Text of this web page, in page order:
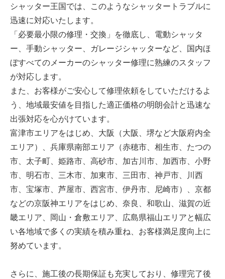
シャッター王国では、このようなシャッタートラブルに
迅速に対応いたします。
「必要最小限の修理・交換」を徹底し、電動シャッタ
ー、手動シャッター、ガレージシャッターなど、国内ほ
ぼすべてのメーカーのシャッター修理に熟練のスタッフ
が対応します。
また、お客様がご安心して修理依頼をしていただけるよ
う、地域最安値を目指した適正価格の明朗会計と迅速な
出張対応を心がけています。
富津市エリアをはじめ、大阪（大阪、堺など大阪府内全
エリア）、兵庫県南部エリア（赤穂市、相生市、たつの
市、太子町、姫路市、高砂市、加古川市、加西市、小野
市、明石市、三木市、加東市、三田市、神戸市、川西
市、宝塚市、芦屋市、西宮市、伊丹市、尼崎市）、京都
などの京阪神エリアをはじめ、奈良、和歌山、滋賀の近
畿エリア、岡山・倉敷エリア、広島県福山エリアと幅広
い各地域で多くの実績を積み重ね、お客様満足度向上に
努めています。
さらに、施工後の長期保証も充実しており、修理完了後